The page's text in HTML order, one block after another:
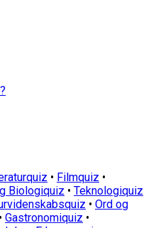
• Filmquiz •
Biologiquiz • Teknologiquiz
• Ord og
• Gastronomiquiz •